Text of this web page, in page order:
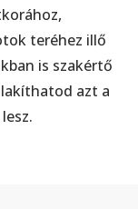
teréhez illő
is szakértő
azt a